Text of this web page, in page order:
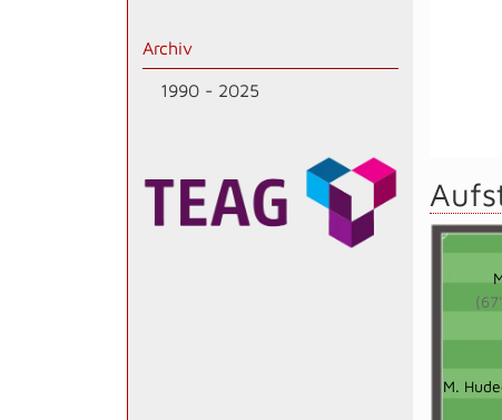
Archiv
1990 - 2025
M.